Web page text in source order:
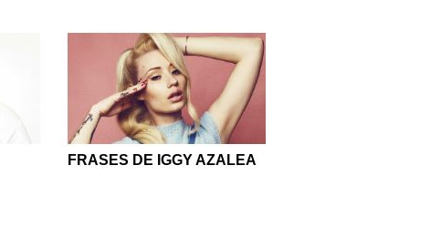
FRASES DE IGGY AZALEA